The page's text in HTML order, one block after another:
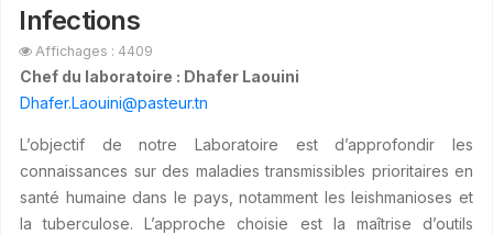
Infections
Affichages : 4409
Chef du laboratoire : Dhafer Laouini
Dhafer.Laouini@pasteur.tn
L’objectif de notre Laboratoire est d’approfondir les
connaissances sur des maladies transmissibles prioritaires en
santé humaine dans le pays, notamment les leishmanioses et
la tuberculose. L’approche choisie est la maîtrise d’outils